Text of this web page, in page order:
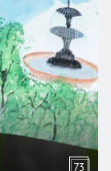
73